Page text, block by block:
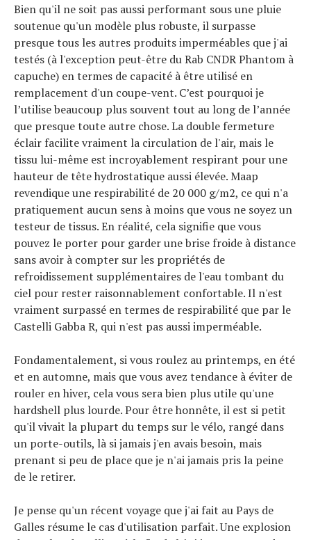
Bien qu'il ne soit pas aussi performant sous une pluie
soutenue qu'un modèle plus robuste, il surpasse
presque tous les autres produits imperméables que j'ai
testés (à l'exception peut-être du Rab CNDR Phantom à
capuche) en termes de capacité à être utilisé en
remplacement d'un coupe-vent. C’est pourquoi je
l’utilise beaucoup plus souvent tout au long de l’année
que presque toute autre chose. La double fermeture
éclair facilite vraiment la circulation de l'air, mais le
tissu lui-même est incroyablement respirant pour une
hauteur de tête hydrostatique aussi élevée. Maap
revendique une respirabilité de 20 000 g/m2, ce qui n'a
pratiquement aucun sens à moins que vous ne soyez un
testeur de tissus. En réalité, cela signifie que vous
pouvez le porter pour garder une brise froide à distance
sans avoir à compter sur les propriétés de
refroidissement supplémentaires de l'eau tombant du
ciel pour rester raisonnablement confortable. Il n'est
vraiment surpassé en termes de respirabilité que par le
Castelli Gabba R, qui n'est pas aussi imperméable.
Fondamentalement, si vous roulez au printemps, en été
et en automne, mais que vous avez tendance à éviter de
rouler en hiver, cela vous sera bien plus utile qu'une
hardshell plus lourde. Pour être honnête, il est si petit
qu'il vivait la plupart du temps sur le vélo, rangé dans
un porte-outils, là si jamais j'en avais besoin, mais
prenant si peu de place que je n'ai jamais pris la peine
de le retirer.
Je pense qu'un récent voyage que j'ai fait au Pays de
Galles résume le cas d'utilisation parfait. Une explosion